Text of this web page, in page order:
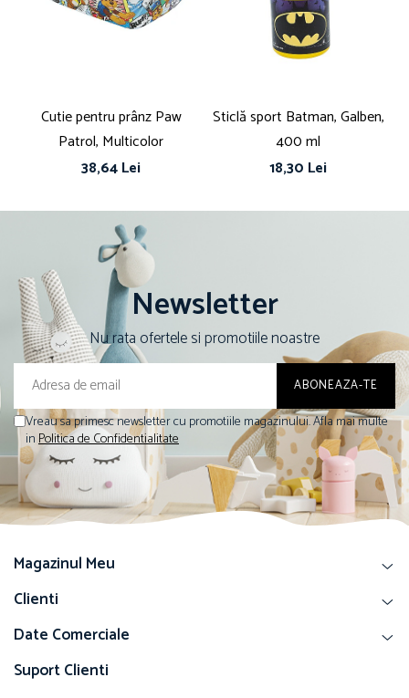
Cutie pentru prânz Paw
Patrol, Multicolor
38,64 Lei
Sticlă sport Batman, Galben,
400 ml
18,30 Lei
Newsletter
Nu rata ofertele si promotiile noastre
Vreau sa primesc newsletter cu promotiile magazinului. Afla mai multe
inPolitica de Confidentialitate
Magazinul Meu
Clienti
Date Comerciale
Suport Clienti